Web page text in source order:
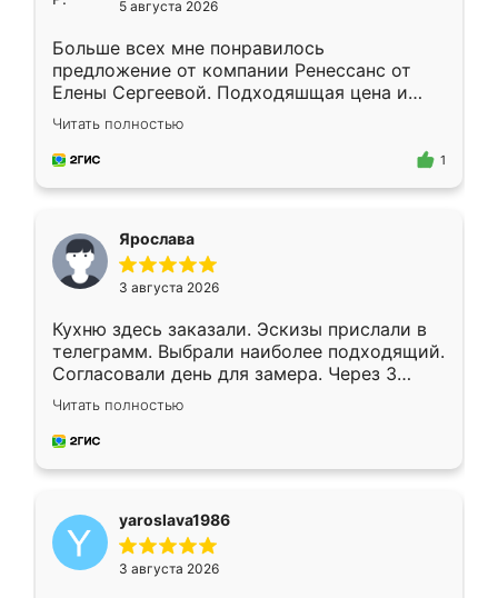
5 августа 2026
Больше всех мне понравилось
предложение от компании Ренессанс от
Елены Сергеевой. Подходяшщая цена и
короткие сроки изготовления. Приехавший
для замера сотрудник Владислав
предложил по моему эскизу самый
Читать полностью
1
Ярослава
3 августа 2026
Кухню здесь заказали. Эскизы прислали в
телеграмм. Выбрали наиболее подходящий.
Согласовали день для замера. Через 3
недели кухня была уже готова. Остались
довольны работой. Спасибо Ренессанс
мебель за качественную работу!
Читать полностью
yaroslava1986
3 августа 2026